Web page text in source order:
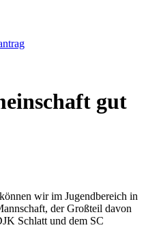
gut
wir im Jugendbereich in
der Großteil davon
Schlatt und dem SC